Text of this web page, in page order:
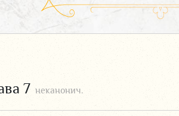
7 неканонич.